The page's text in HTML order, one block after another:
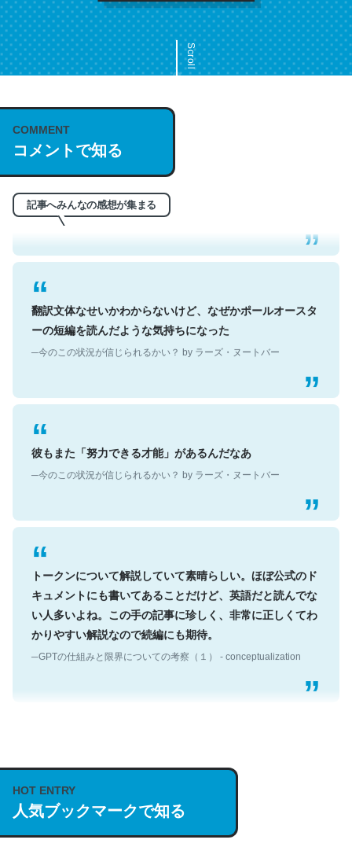
Scroll
COMMENT
コメントで知る
記事へみんなの感想が集まる
これは名文。彼はとてもクレバーなんだろうなと凄く思
う。英語少しでも読める人は原文もお勧め。自分はこの流
れ好き。Let’s Fucking Go. Then Covid hit. Shit.
─今のこの状況が信じられるかい？ by ラーズ・ヌートバー
翻訳文体なせいかわからないけど、なぜかポールオースタ
ーの短編を読んだような気持ちになった
彼もまた「努力できる才能」があるんだなあ
トークンについて解説していて素晴らしい。ほぼ公式のド
キュメントにも書いてあることだけど、英語だと読んでな
い人多いよね。この手の記事に珍しく、非常に正しくてわ
かりやすい解説なので続編にも期待。
説してる記事が少ないので貴重な良記事。/続編来た
https://isobe324649.hatenablog.com/entry/2023/03/27
/064121
─GPTの仕組みと限界についての考察（１） - conceptualization
HOT ENTRY
人気ブックマークで知る